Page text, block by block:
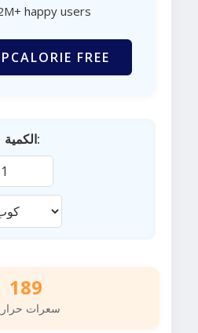
happy users
FREE
الكمية:
189
سعرات